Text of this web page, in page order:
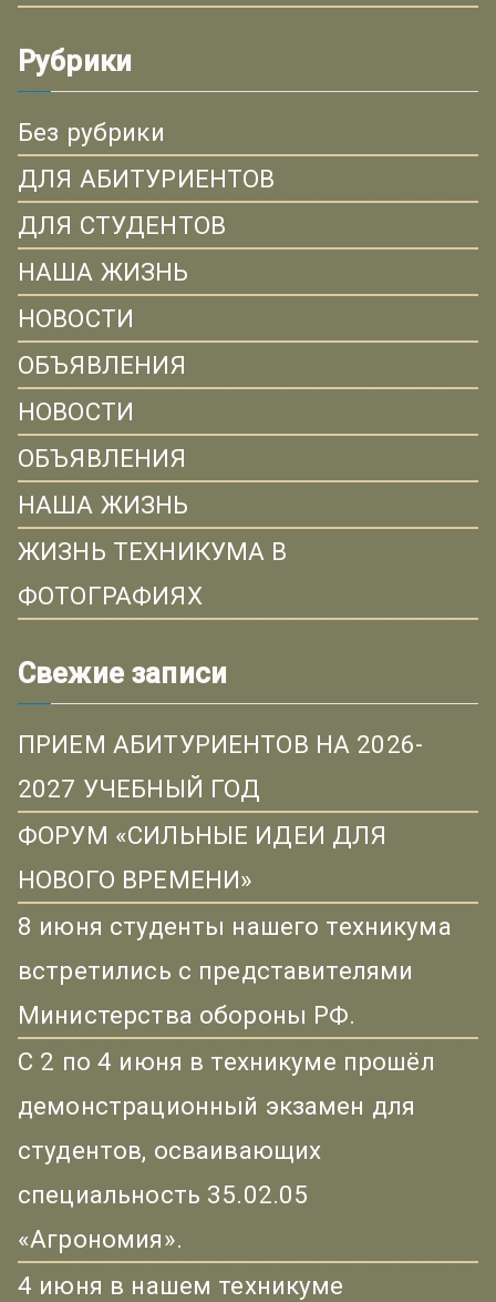
Рубрики
Без рубрики
ДЛЯ АБИТУРИЕНТОВ
ДЛЯ СТУДЕНТОВ
НАША ЖИЗНЬ
НОВОСТИ
ОБЪЯВЛЕНИЯ
НОВОСТИ
ОБЪЯВЛЕНИЯ
НАША ЖИЗНЬ
ЖИЗНЬ ТЕХНИКУМА В
ФОТОГРАФИЯХ
Свежие записи
ПРИЕМ АБИТУРИЕНТОВ НА 2026-
2027 УЧЕБНЫЙ ГОД
ФОРУМ «СИЛЬНЫЕ ИДЕИ ДЛЯ
НОВОГО ВРЕМЕНИ»
8 июня студенты нашего техникума
встретились с представителями
Министерства обороны РФ.
С 2 по 4 июня в техникуме прошёл
демонстрационный экзамен для
студентов, осваивающих
специальность 35.02.05
«Агрономия».
4 июня в нашем техникуме